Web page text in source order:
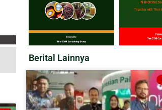
Berital Lainnya